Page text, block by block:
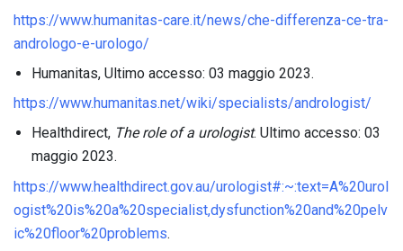
https://www.humanitas-care.it/news/che-differenza-ce-tra-
andrologo-e-urologo/
Humanitas, Ultimo accesso: 03 maggio 2023.
https://www.humanitas.net/wiki/specialists/andrologist/
Healthdirect, The role of a urologist. Ultimo accesso: 03
maggio 2023.
https://www.healthdirect.gov.au/urologist#:~:text=A%20urol
ogist%20is%20a%20specialist,dysfunction%20and%20pelv
ic%20floor%20problems.